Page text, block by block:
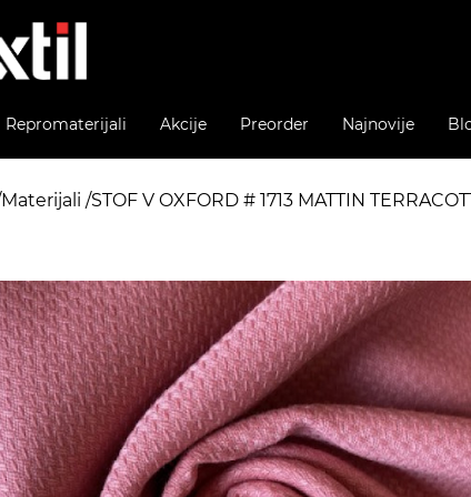
Repromaterijali Akcije Preorder Najnovije
Materijali STOF V OXFORD # 1713 MATTIN